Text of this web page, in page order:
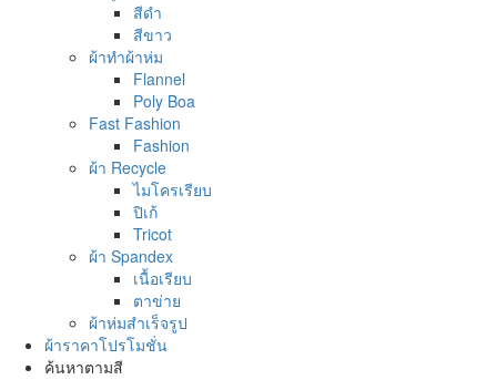
สีดำ
สีขาว
ผ้าทำผ้าห่ม
Flannel
Poly Boa
Fast Fashion
Fashion
ผ้า Recycle
ไมโครเรียบ
ปิเก้
Tricot
ผ้า Spandex
เนื้อเรียบ
ตาข่าย
ผ้าห่มสำเร็จรูป
ผ้าราคาโปรโมชั่น
ค้นหาตามสี